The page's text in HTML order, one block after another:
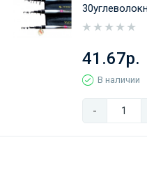
41.67р.
В наличии
-